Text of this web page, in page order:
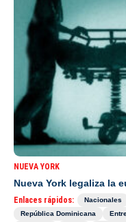
NUEVA YORK
Nueva York legaliza la
Enlaces rápidos: Nacionales
República Dominicana